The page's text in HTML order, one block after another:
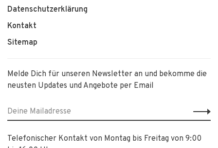
Datenschutzerklärung
Kontakt
Sitemap
Melde Dich für unseren Newsletter an und bekomme die
neusten Updates und Angebote per Email
Telefonischer Kontakt von Montag bis Freitag von 9:00